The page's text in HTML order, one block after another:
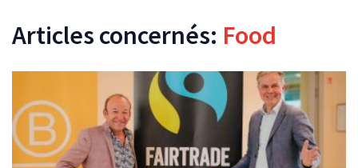
Articles concernés: Food